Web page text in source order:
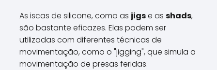
As iscas de silicone, como as jigse as shads,
são bastante eficazes. Elas podem ser
utilizadas com diferentes técnicas de
movimentação, como o "jigging", que simula a
movimentação de presas feridas.